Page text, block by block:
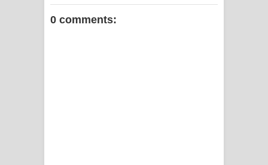
0 comments: